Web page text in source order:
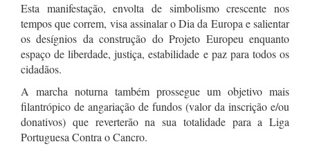
Esta manifestação, envolta de simbolismo crescente nos
tempos que correm, visa assinalar o Dia da Europa e salientar
os desígnios da construção do Projeto Europeu enquanto
espaço de liberdade, justiça, estabilidade e paz para todos os
cidadãos.
A marcha noturna também prossegue um objetivo mais
filantrópico de angariação de fundos (valor da inscrição e/ou
donativos) que reverterão na sua totalidade para a Liga
Portuguesa Contra o Cancro.